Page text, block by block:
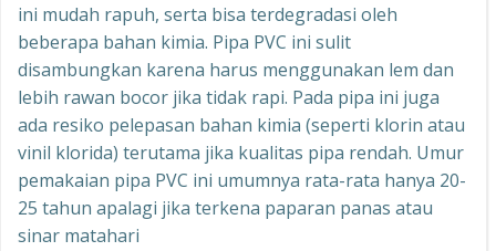
ini mudah rapuh, serta bisa terdegradasi oleh
beberapa bahan kimia. Pipa PVC ini sulit
disambungkan karena harus menggunakan lem dan
lebih rawan bocor jika tidak rapi. Pada pipa ini juga
ada resiko pelepasan bahan kimia (seperti klorin atau
vinil klorida) terutama jika kualitas pipa rendah. Umur
pemakaian pipa PVC ini umumnya rata-rata hanya 20-
25 tahun apalagi jika terkena paparan panas atau
sinar matahari